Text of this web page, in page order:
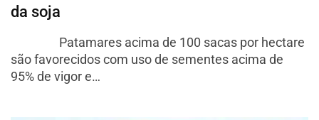
da soja
Patamares acima de 100 sacas por hectare
são favorecidos com uso de sementes acima de
95% de vigor e…